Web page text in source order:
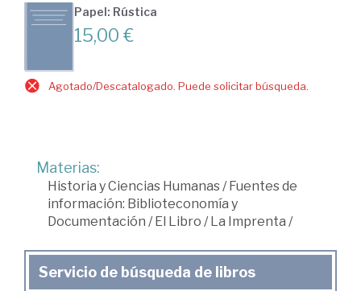
Papel: Rústica
15,00 €
Agotado/Descatalogado. Puede solicitar búsqueda.
Materias:
Historia y Ciencias Humanas/ Fuentes de
información: Biblioteconomía y
Documentación / El Libro / La Imprenta /
Servicio de búsqueda de libros